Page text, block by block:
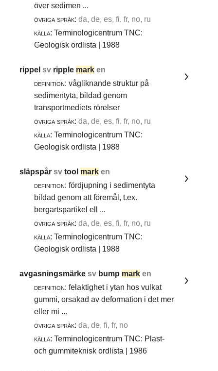
över sedimen ...
övriga språk: da, de, es, fi, fr, no, ru
källa: Terminologicentrum TNC:
Geologisk ordlista | 1988
rippelsv ripple mark en
definition: vågliknande struktur på
sedimentyta, bildad genom
transportmediets rörelser
övriga språk: da, de, es, fi, fr, no, ru
källa: Terminologicentrum TNC:
Geologisk ordlista | 1988
släpspårsvtool mark en
definition: fördjupning i sedimentyta
bildad genom att föremål, t.ex.
bergartspartikel ell ...
övriga språk: da, de, es, fi, fr, no, ru
källa: Terminologicentrum TNC:
Geologisk ordlista | 1988
avgasningsmärkesv bump mark en
definition: felaktighet i ytan hos vulkat
gummi, orsakad av deformation i det mer
eller mi ...
övriga språk: da, de, fi, fr, no
källa: Terminologicentrum TNC: Plast-
och gummiteknisk ordlista | 1986